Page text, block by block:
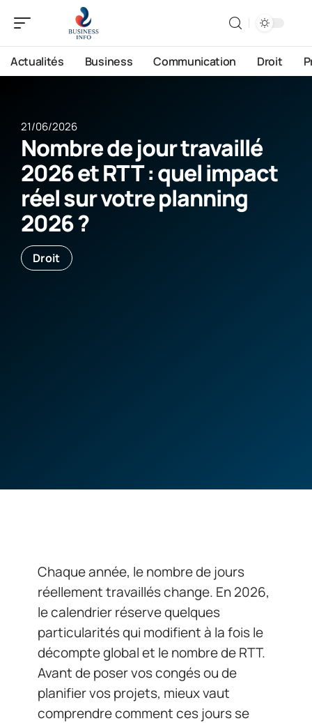
Actualités Business Communication Droit
21/06/2026
Nombre de jour travaillé
2026 et RTT : quel impact
réel sur votre planning
2026 ?
Droit
Chaque année, le nombre de jours
réellement travaillés change. En 2026,
le calendrier réserve quelques
particularités qui modifient à la fois le
décompte global et le nombre de RTT.
Avant de poser vos congés ou de
planifier vos projets, mieux vaut
comprendre comment ces jours se